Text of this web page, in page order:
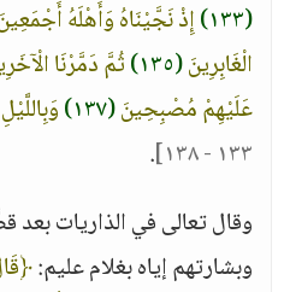
(١٣٣)
إِذْ نَجَّيْنَاهُ وَأَهْلَهُ
الْغَابِرِينَ(١٣٥) ثُمَّ دَمَّرْنَا
عَلَيْهِمْ مُصْبِحِينَ(١٣٧)
١٣٣ - ١٣٨]
.
وقال تعالى في الذاريات
وبشارتهم إياه بغلام عليم: